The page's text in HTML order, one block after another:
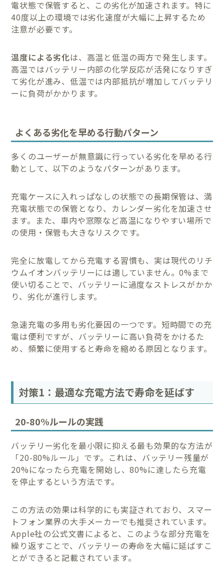
電状態で保管すると、この劣化が加速されます。特に
40度以上の環境では劣化速度が大幅に上昇するため
注意が必要です。
温度による劣化は、高温と低温の両方で発生します。
高温ではバッテリー内部の化学反応が活発になりすぎ
て劣化が進み、低温では内部抵抗が増加してバッテリ
ーに負荷がかかります。
よくある劣化を早める行動パターン
多くのユーザーが無意識に行っている劣化を早める行
動として、以下のようなパターンがあります。
充電ケースに入れっぱなしの状態での長期保管は、満
充電状態での保管となり、カレンダー劣化を加速させ
ます。また、車内や窓際など高温になりやすい場所で
の使用・保管も大きなリスクです。
完全に放電してから充電する習慣も、実は現代のリチ
ウムイオンバッテリーには適していません。0%まで
使い切ることで、バッテリーに過度なストレスがかか
り、劣化が進行します。
急速充電の多用も劣化要因の一つです。短時間での充
電は便利ですが、バッテリーに高い負荷をかけるた
め、頻繁に使用すると寿命を縮める原因となります。
対策1：最適な充電方法で寿命を延ばす
20-80%ルールの実践
バッテリー劣化を最小限に抑える最も効果的な方法が
「20-80%ルール」です。これは、バッテリー残量が
20%になったら充電を開始し、80%に達したら充電
を停止するという方法です。
この方法の効果は科学的にも実証されており、スマー
トフォン業界の大手メーカーでも推奨されています。
Apple社の公式文書によると、このような部分充電を
繰り返すことで、バッテリーの寿命を大幅に延ばすこ
とができると記載されています。